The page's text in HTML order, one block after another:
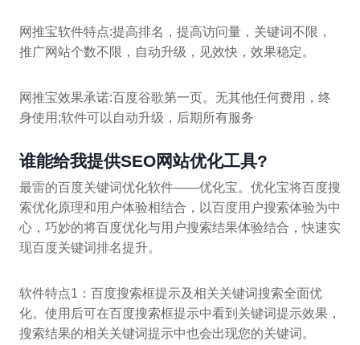
网推宝软件特点:提高排名，提高访问量，关键词不限，
推广网站个数不限，自动升级，见效快，效果稳定。
网推宝效果承诺:百度谷歌第一页。无其他任何费用，终
身使用;软件可以自动升级，后期所有服务
谁能给我提供SEO网站优化工具?
最雷的百度关键词优化软件——优化宝。优化宝将百度搜
索优化原理和用户体验相结合，以百度用户搜索体验为中
心，巧妙的将百度优化与用户搜索结果体验结合，快速实
现百度关键词排名提升。
软件特点1：百度搜索框提示及相关关键词搜索全面优
化。使用后可在百度搜索框提示中看到关键词提示效果，
搜索结果的相关关键词提示中也会出现您的关键词。